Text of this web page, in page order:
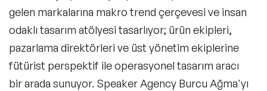
gelen markalarına makro trend çerçevesi ve insan
odaklı tasarım atölyesi tasarlıyor; ürün ekipleri,
pazarlama direktörleri ve üst yönetim ekiplerine
fütürist perspektif ile operasyonel tasarım aracı
bir arada sunuyor. Speaker Agency Burcu Ağma'yı
Tarih Konuşmacıları
Kültür Konuşmacıları
Teknoloji & Trendler Konuşmacıları